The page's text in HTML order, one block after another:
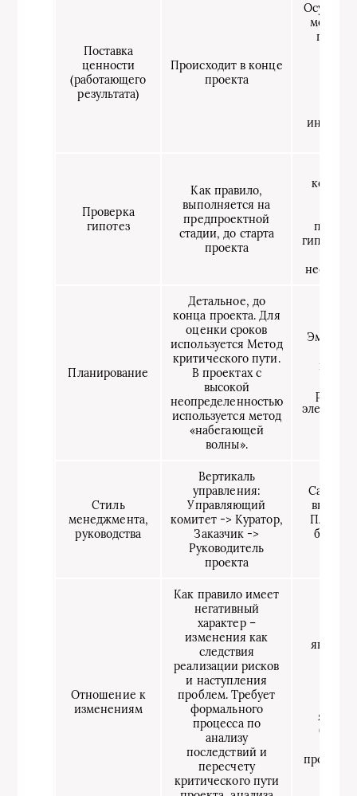
Поставка
ценности
(работающего
результата)
Происходит в конце
проекта
мере
Проверка
гипотез
Как правило,
выполняется на
предпроектной
стадии, до старта
проекта
гипотез
Планирование
Детальное, до
конца проекта. Для
оценки сроков
используется Метод
критического пути.
В проектах с
высокой
неопределенностью
используется метод
«набегающей
волны».
Стиль
менеджмента,
руководства
Вертикаль
управления:
Управляющий
комитет -> Куратор,
Заказчик ->
Руководитель
проекта
внутри
без
Отношение к
изменениям
Как правило имеет
негативный
характер –
изменения как
следствия
реализации рисков
и наступления
проблем. Требует
формального
процесса по
анализу
последствий и
пересчету
критического пути
более